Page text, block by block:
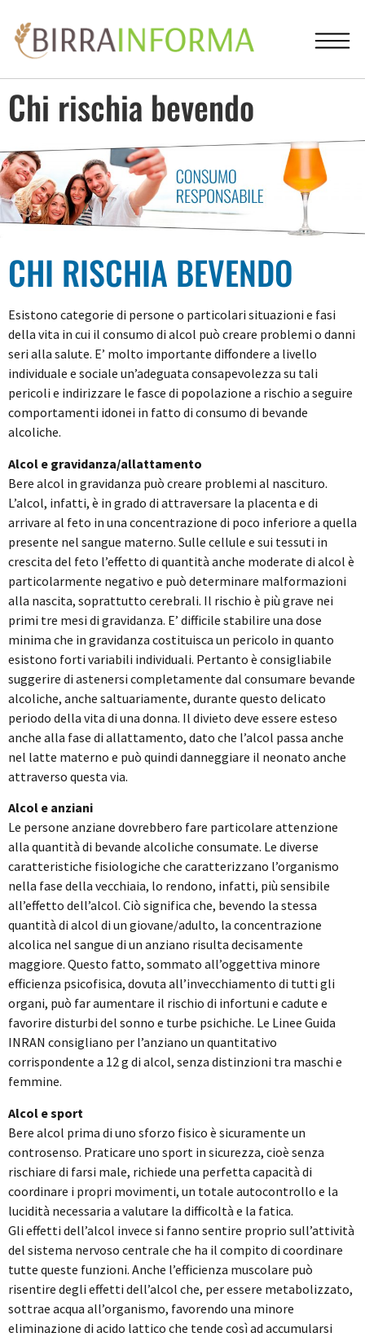
Chi rischia bevendo
CHI RISCHIA BEVENDO
Esistono categorie di persone o particolari situazioni e fasi
della vita in cui il consumo di alcol può creare problemi o danni
seri alla salute. E’ molto importante diffondere a livello
individuale e sociale un’adeguata consapevolezza su tali
pericoli e indirizzare le fasce di popolazione a rischio a seguire
comportamenti idonei in fatto di consumo di bevande
alcoliche.
Alcol e gravidanza/allattamento
Bere alcol in gravidanza può creare problemi al nascituro.
L’alcol, infatti, è in grado di attraversare la placenta e di
arrivare al feto in una concentrazione di poco inferiore a quella
presente nel sangue materno. Sulle cellule e sui tessuti in
crescita del feto l’effetto di quantità anche moderate di alcol è
particolarmente negativo e può determinare malformazioni
alla nascita, soprattutto cerebrali. Il rischio è più grave nei
primi tre mesi di gravidanza. E’ difficile stabilire una dose
minima che in gravidanza costituisca un pericolo in quanto
esistono forti variabili individuali. Pertanto è consigliabile
suggerire di astenersi completamente dal consumare bevande
alcoliche, anche saltuariamente, durante questo delicato
periodo della vita di una donna. Il divieto deve essere esteso
anche alla fase di allattamento, dato che l’alcol passa anche
nel latte materno e può quindi danneggiare il neonato anche
attraverso questa via.
Alcol e anziani
Le persone anziane dovrebbero fare particolare attenzione
alla quantità di bevande alcoliche consumate. Le diverse
caratteristiche fisiologiche che caratterizzano l’organismo
nella fase della vecchiaia, lo rendono, infatti, più sensibile
all’effetto dell’alcol. Ciò significa che, bevendo la stessa
quantità di alcol di un giovane/adulto, la concentrazione
alcolica nel sangue di un anziano risulta decisamente
maggiore. Questo fatto, sommato all’oggettiva minore
efficienza psicofisica, dovuta all’invecchiamento di tutti gli
organi, può far aumentare il rischio di infortuni e cadute e
favorire disturbi del sonno e turbe psichiche. Le Linee Guida
INRAN consigliano per l’anziano un quantitativo
corrispondente a 12 g di alcol, senza distinzioni tra maschi e
femmine.
Alcol e sport
Bere alcol prima di uno sforzo fisico è sicuramente un
controsenso. Praticare uno sport in sicurezza, cioè senza
rischiare di farsi male, richiede una perfetta capacità di
coordinare i propri movimenti, un totale autocontrollo e la
lucidità necessaria a valutare la difficoltà e la fatica.
Gli effetti dell’alcol invece si fanno sentire proprio sull’attività
del sistema nervoso centrale che ha il compito di coordinare
tutte queste funzioni. Anche l’efficienza muscolare può
risentire degli effetti dell’alcol che, per essere metabolizzato,
sottrae acqua all’organismo, favorendo una minore
eliminazione di acido lattico che tende così ad accumularsi